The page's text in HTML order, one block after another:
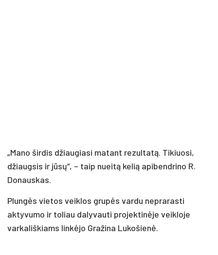
„Mano širdis džiaugiasi matant rezultatą. Tikiuosi,
džiaugsis ir jūsų“, – taip nueitą kelią apibendrino R.
Donauskas.
Plungės vietos veiklos grupės vardu neprarasti
aktyvumo ir toliau dalyvauti projektinėje veikloje
varkališkiams linkėjo Gražina Lukošienė.